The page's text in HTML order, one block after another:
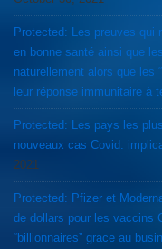
Protected: Les preuves qui
en bonne santé ainsi que
naturellement alors que les
leur réponse immunitaire à
Protected: Les pays les
nouveaux cas Covid:
2021
Protected: Pfizer et
de dollars pour les vaccins
“billionnaires” grace au